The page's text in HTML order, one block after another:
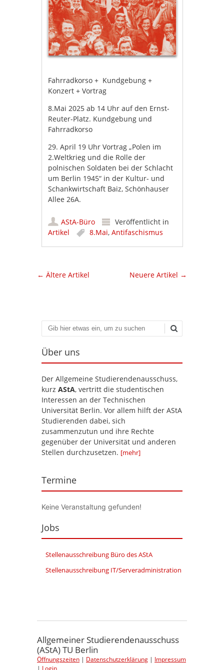
Fahrradkorso + Kundgebung +
Konzert + Vortrag
8.Mai 2025 ab 14 Uhr auf den Ernst-
Reuter-Platz. Kundgebung und
Fahrradkorso
29. April 19 Uhr Vortrag „Polen im
2.Weltkrieg und die Rolle der
polnischen Soldaten bei der Schlacht
um Berlin 1945“ in der Kultur- und
Schankwirtschaft Baiz, Schönhauser
Allee 26A.
AStA-Büro
Veröffentlicht in
Artikel
8.Mai,Antifaschismus
Artikel-Navigation
← Ältere Artikel Neuere Artikel →
Suchen
Über uns
Der Allgemeine Studierendenausschuss,
kurz AStA, vertritt die studentischen
Interessen an der Technischen
Universität Berlin. Vor allem hilft der AStA
Studierenden dabei, sich
zusammenzutun und ihre Rechte
gegenüber der Universität und anderen
Stellen durchzusetzen. [mehr]
Termine
Keine Veranstaltung gefunden!
Jobs
Stellenausschreibung Büro des AStA
Stellenausschreibung IT/Serveradministration
Allgemeiner Studierendenausschuss
(AStA) TU Berlin
Öffnungszeiten| Datenschutzerklärung| Impressum
| Login